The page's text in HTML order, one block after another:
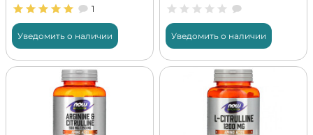
1
Уведомить о наличии Уведомить о наличии